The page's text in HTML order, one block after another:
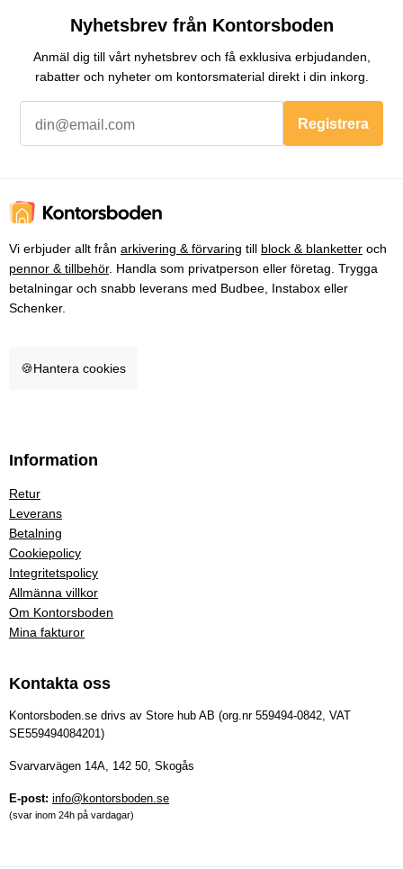
Nyhetsbrev från Kontorsboden
Anmäl dig till vårt nyhetsbrev och få exklusiva erbjudanden,
rabatter och nyheter om kontorsmaterial direkt i din inkorg.
Registrera
Vi erbjuder allt från arkivering & förvaring till block & blanketter och
pennor & tillbehör. Handla som privatperson eller företag. Trygga
betalningar och snabb leverans med Budbee, Instabox eller
Schenker.
🍪Hantera cookies
Information
Retur
Leverans
Betalning
Cookiepolicy
Integritetspolicy
Allmänna villkor
Om Kontorsboden
Mina fakturor
Kontakta oss
Kontorsboden.se drivs av Store hub AB (org.nr 559494-0842, VAT
SE559494084201)
Svarvarvägen 14A, 142 50, Skogås
E-post: info@kontorsboden.se
(svar inom 24h på vardagar)